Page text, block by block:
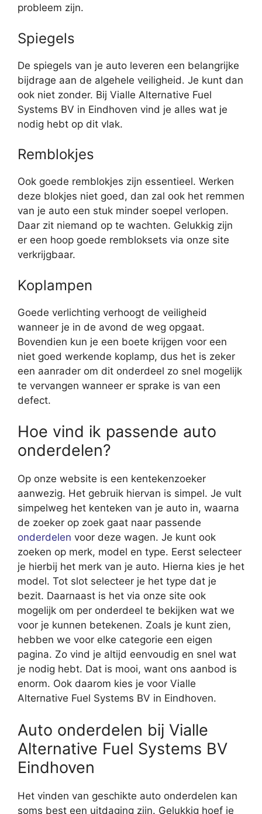
probleem zijn.
Spiegels
De spiegels van je auto leveren een belangrijke
bijdrage aan de algehele veiligheid. Je kunt dan
ook niet zonder. Bij Vialle Alternative Fuel
Systems BV in Eindhoven vind je alles wat je
nodig hebt op dit vlak.
Remblokjes
Ook goede remblokjes zijn essentieel. Werken
deze blokjes niet goed, dan zal ook het remmen
van je auto een stuk minder soepel verlopen.
Daar zit niemand op te wachten. Gelukkig zijn
er een hoop goede rembloksets via onze site
verkrijgbaar.
Koplampen
Goede verlichting verhoogt de veiligheid
wanneer je in de avond de weg opgaat.
Bovendien kun je een boete krijgen voor een
niet goed werkende koplamp, dus het is zeker
een aanrader om dit onderdeel zo snel mogelijk
te vervangen wanneer er sprake is van een
defect.
Hoe vind ik passende auto
onderdelen?
Op onze website is een kentekenzoeker
aanwezig. Het gebruik hiervan is simpel. Je vult
simpelweg het kenteken van je auto in, waarna
de zoeker op zoek gaat naar passende
onderdelen voor deze wagen. Je kunt ook
zoeken op merk, model en type. Eerst selecteer
je hierbij het merk van je auto. Hierna kies je het
model. Tot slot selecteer je het type dat je
bezit. Daarnaast is het via onze site ook
mogelijk om per onderdeel te bekijken wat we
voor je kunnen betekenen. Zoals je kunt zien,
hebben we voor elke categorie een eigen
pagina. Zo vind je altijd eenvoudig en snel wat
je nodig hebt. Dat is mooi, want ons aanbod is
enorm. Ook daarom kies je voor Vialle
Alternative Fuel Systems BV in Eindhoven.
Auto onderdelen bij Vialle
Alternative Fuel Systems BV
Eindhoven
Het vinden van geschikte auto onderdelen kan
soms best een uitdaging zijn. Gelukkig hoef je